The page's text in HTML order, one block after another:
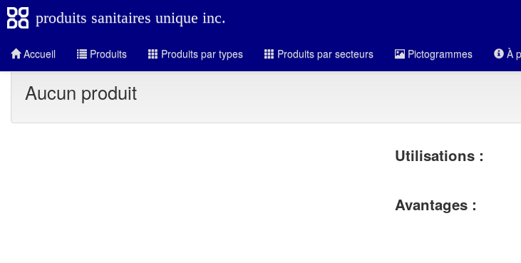
produits sanitaires unique inc.
Accueil Produits Produits par types Produits par secteurs Pictogrammes À
Aucun produit
Utilisations :
Avantages :